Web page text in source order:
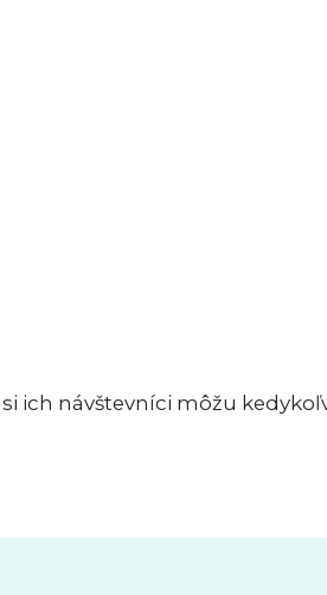
ich návštevníci môžu